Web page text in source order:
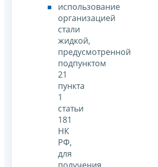
использование
организацией
стали
жидкой,
предусмотренной
подпунктом
21
пункта
1
статьи
181
НК
РФ,
для